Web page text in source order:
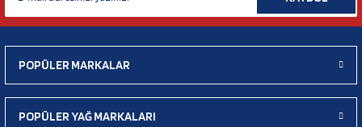
POPÜLER MARKALAR
POPÜLER YAĞ MARKALARI